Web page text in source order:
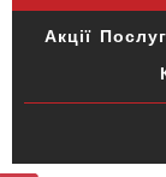
Акції